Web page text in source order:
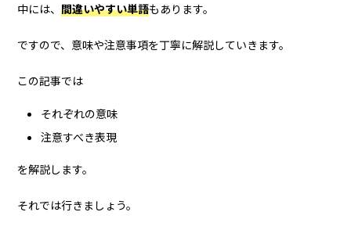
中には、間違いやすい単語もあります。
ですので、意味や注意事項を丁寧に解説していきます。
この記事では
それぞれの意味
注意すべき表現
を解説します。
それでは行きましょう。